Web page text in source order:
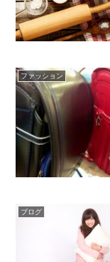
ファッション
ブログ